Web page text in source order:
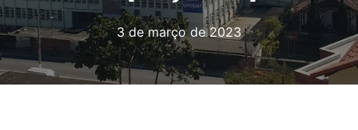
3 de março de 2023